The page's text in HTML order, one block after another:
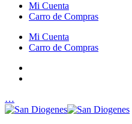
Mi Cuenta
Carro de Compras
Mi Cuenta
Carro de Compras
…